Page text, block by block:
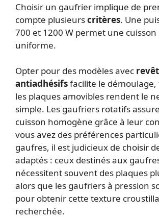
Choisir un gaufrier implique de
compte plusieurscritères. Une
700 et 1200 W permet une
uniforme.
Opter pour des modèles avec
antiadhésifsfacilite le démoulage,
les plaques amovibles rendent le
simple. Les gaufriers rotatifs
cuisson homogène grâce à leur
vous avez des préférences
gaufres, il est judicieux de choisir
adaptés : ceux destinés aux
nécessitent souvent des plaques
alors que les gaufriers à pression
pour obtenir cette texture
recherchée.